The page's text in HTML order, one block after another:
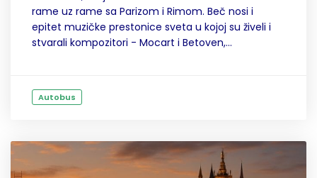
rame uz rame sa Parizom i Rimom. Beč nosi i
epitet muzičke prestonice sveta u kojoj su živeli i
stvarali kompozitori - Mocart i Betoven,...
Autobus